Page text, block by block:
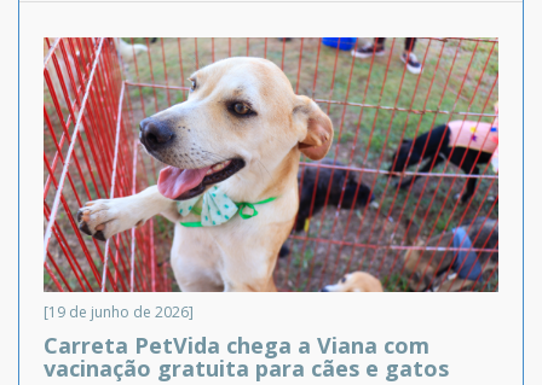
[19 de junho de 2026]
Carreta PetVida chega a Viana com
vacinação gratuita para cães e gatos